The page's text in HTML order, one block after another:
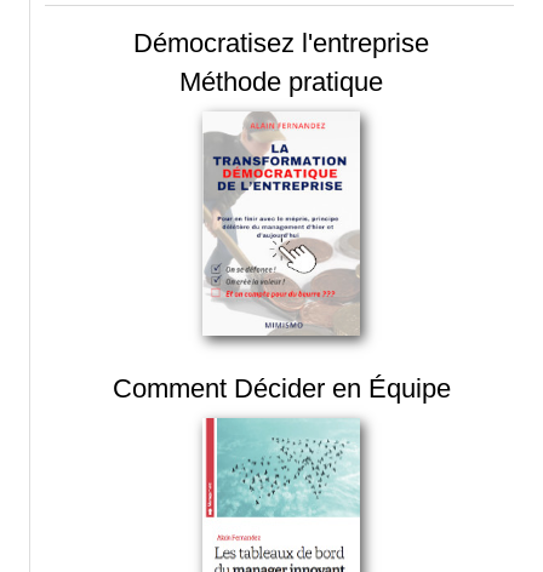
Démocratisez l'entreprise
Méthode pratique
Comment Décider en Équipe